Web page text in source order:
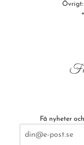
Få nyheter